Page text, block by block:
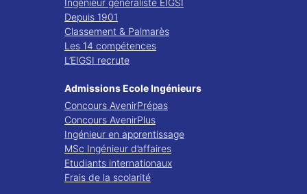
Ingénieur généraliste EIGSI
Depuis 1901
Classement & Palmarès
Les 14 compétences
L’EIGSI recrute
Admissions Ecole Ingénieurs
Concours AvenirPrépas
Concours AvenirPlus
Ingénieur en apprentissage
MSc Ingénieur d’affaires
Etudiants internationaux
Frais de la scolarité